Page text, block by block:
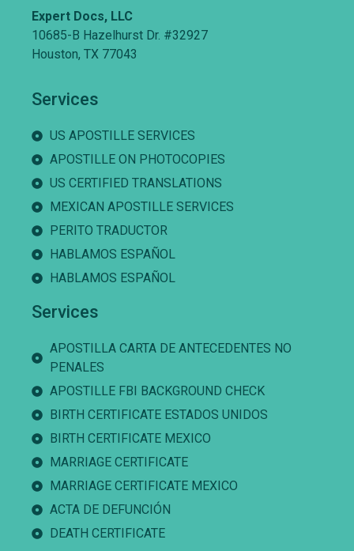
Expert Docs, LLC
10685-B Hazelhurst Dr. #32927
Houston, TX 77043
Services
US APOSTILLE SERVICES
APOSTILLE ON PHOTOCOPIES
US CERTIFIED TRANSLATIONS
MEXICAN APOSTILLE SERVICES
PERITO TRADUCTOR
HABLAMOS ESPAÑOL
HABLAMOS ESPAÑOL
Services
APOSTILLA CARTA DE ANTECEDENTES NO
PENALES
APOSTILLE FBI BACKGROUND CHECK
BIRTH CERTIFICATE ESTADOS UNIDOS
BIRTH CERTIFICATE MEXICO
MARRIAGE CERTIFICATE
MARRIAGE CERTIFICATE MEXICO
ACTA DE DEFUNCIÓN
DEATH CERTIFICATE